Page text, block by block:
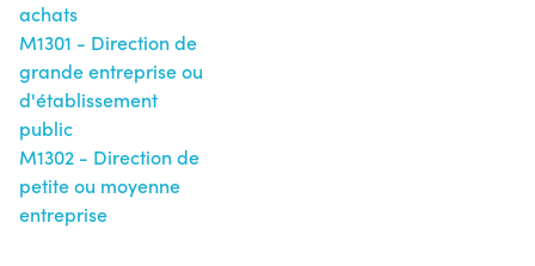
achats
M1301 - Direction de
grande entreprise ou
d'établissement
public
M1302 - Direction de
petite ou moyenne
entreprise